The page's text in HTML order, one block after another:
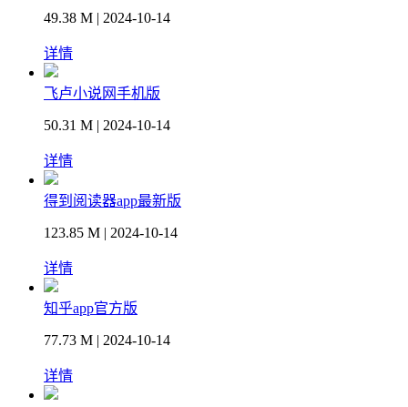
49.38 M | 2024-10-14
详情
飞卢小说网手机版
50.31 M | 2024-10-14
详情
得到阅读器app最新版
123.85 M | 2024-10-14
详情
知乎app官方版
77.73 M | 2024-10-14
详情